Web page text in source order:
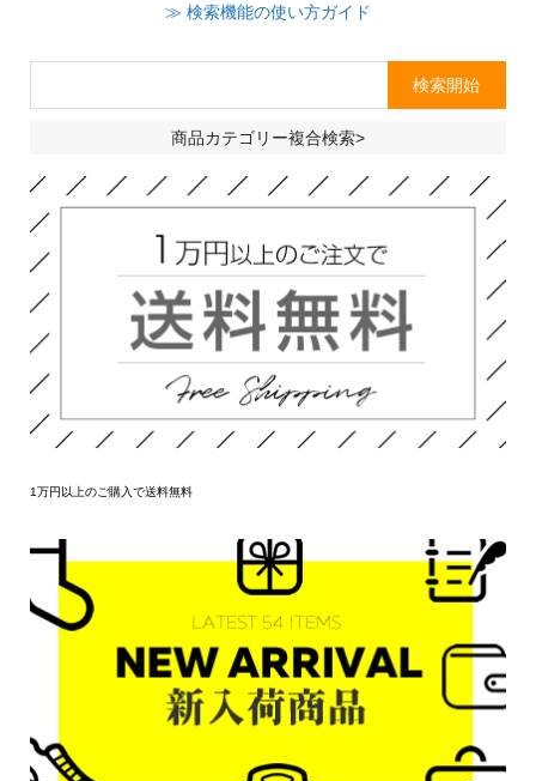
≫ 検索機能の使い方ガイド
商品カテゴリー複合検索>
1万円以上のご購入で送料無料